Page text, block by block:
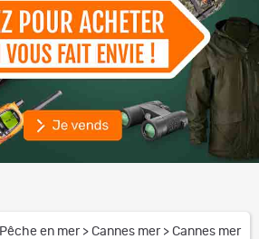
Pêche en mer > Cannes mer > Cannes mer